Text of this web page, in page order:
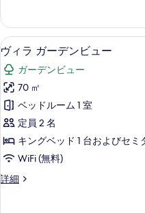
宿
泊
可
オ
ー
シ
ャ
ン
ビ
ト
と
の
宿
泊
可
オ
ー
シ
ャ
ン
ビ
ュ
ー
ー
の
す
べ
て
の
写
真
を
表
ー
シ
ャ
ン
ビ
ュ
ー
の
詳
細
ヴ
ィ
ラ
ガ
ー
デ
ン
ュ
6
ヴィラ ガーデンビュー
ガーデンビュー
70 ㎡
ベッドルーム 1 室
定員 2 名
キングベッド 1 台およびセミ
WiFi (無料)
詳細
ヴ